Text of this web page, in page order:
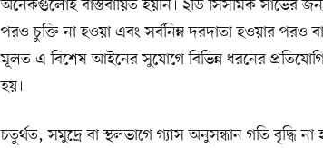
অনেকগুলোই বাস্তবায়িত হয়নি। ২ডি সিসমিক সার্ভের
পরও চুক্তি না হওয়া এবং সর্বনিম্ন দরদাতা হওয়ার পরও
মূলত এ বিশেষ আইনের সুযোগে বিভিন্ন ধরনের
হয়।
চতুর্থত, সমুদ্রে বা স্থলভাগে গ্যাস অনুসন্ধান গতি বৃদ্ধি